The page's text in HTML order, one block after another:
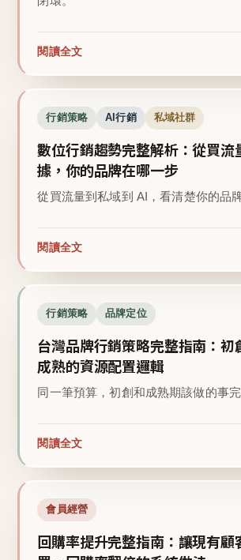
閱讀全文
行銷策略 AI行銷 私域社群
數位行銷趨勢完整解析：從買流
據，你的品牌在哪一步
從買流量到私域到 AI，看清楚你的品
閱讀全文
行銷策略 品牌定位
台灣品牌行銷策略完整指南：初
成熟的資源配置邏輯
同一筆預算，初創和成熟期該做的事完
閱讀全文
會員經營
回購率提升完整指南：讓現有顧